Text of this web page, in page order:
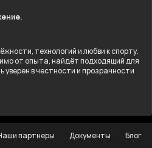
технологий и любви к спорту.
от опыта, найдёт подходящий для
в честности и прозрачности
партнеры Документы
Блог